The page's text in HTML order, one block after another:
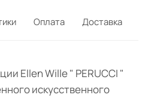
Оплата Доставка
Ellen Wille " PERUCCI "
искусственного